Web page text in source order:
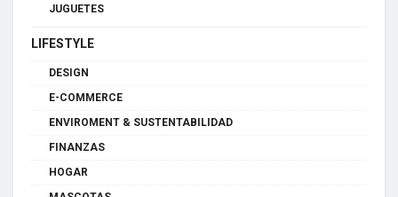
JUGUETES
LIFESTYLE
DESIGN
E-COMMERCE
ENVIROMENT & SUSTENTABILIDAD
FINANZAS
HOGAR